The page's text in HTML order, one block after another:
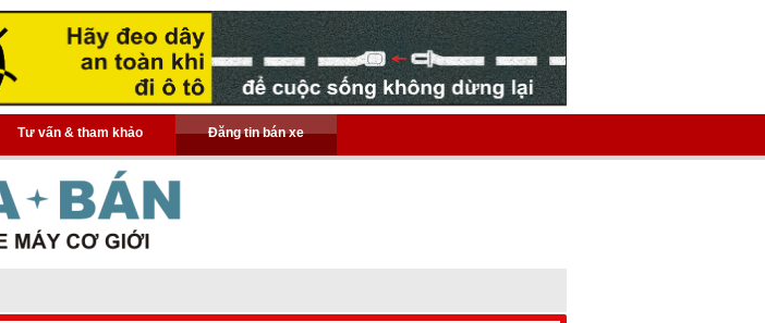
Tư vấn & tham khảo Đăng tin bán xe